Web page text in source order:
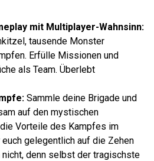
mit Multiplayer-Wahnsinn:
tausende Monster
Erfülle Missionen und
als Team. Überlebt
Sammle deine Brigade und
auf den mystischen
Vorteile des Kampfes im
euch gelegentlich auf die Zehen
nicht, denn selbst der tragischste